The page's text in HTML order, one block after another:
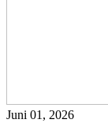
Juni 01, 2026